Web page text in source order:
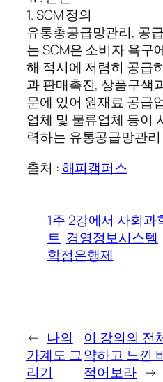
1. SCM 정의
유통총공급망관리, 공
는 SCM은 소비자 욕구
해 적시에 저렴히 공급
과 판매촉진, 상품구색
문에 있어 원재료 공급
업체 및 물류업체 등이
력하는 유통공급망관
출처 :해피캠퍼스
1주 2강에서 사회과
트 경영정보시스템
학점은행제
← 나의
가계도 그
리기
이 강의의 전
약하고 느낀
적어보라 →